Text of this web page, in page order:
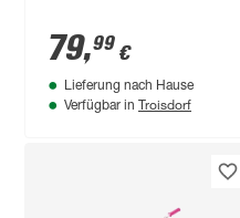
79,99 €
Lieferung nach Hause
Verfügbar in Troisdorf